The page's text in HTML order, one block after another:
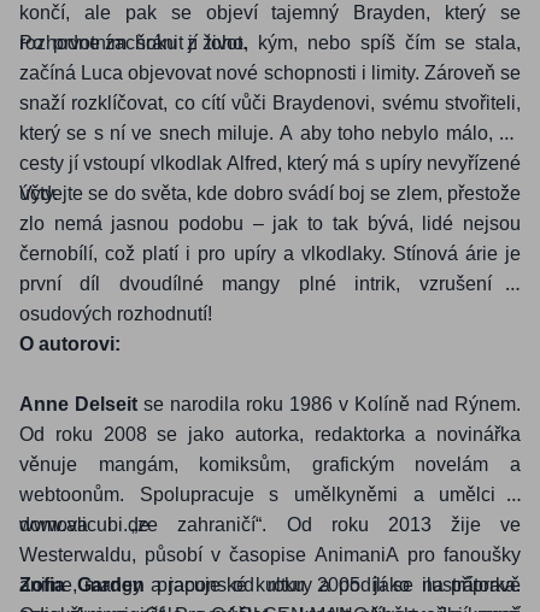
končí, ale pak se objeví tajemný Brayden, který se
rozhodne zachránit jí život.
Po prvotním šoku z toho, kým, nebo spíš čím se stala,
začíná Luca objevovat nové schopnosti i limity. Zároveň se
snaží rozklíčovat, co cítí vůči Braydenovi, svému stvořiteli,
který se s ní ve snech miluje. A aby toho nebylo málo, do
cesty jí vstoupí vlkodlak Alfred, který má s upíry nevyřízené
účty.
Vydejte se do světa, kde dobro svádí boj se zlem, přestože
zlo nemá jasnou podobu – jak to tak bývá, lidé nejsou
černobílí, což platí i pro upíry a vlkodlaky. Stínová árie je
první díl dvoudílné mangy plné intrik, vzrušení a
osudových rozhodnutí!
O autorovi:
Anne Delseit se narodila roku 1986 v Kolíně nad Rýnem.
Od roku 2008 se jako autorka, redaktorka a novinářka
věnuje mangám, komiksům, grafickým novelám a
webtoonům. Spolupracuje s umělkyněmi a umělci z
domova i „ze zahraničí“. Od roku 2013 žije ve
Westerwaldu, působí v časopise AnimaniA pro fanoušky
anime, mangy a japonské kultury a podílí se na přípravě
www.alicubi.de
Zofia Gardenpracuje od roku 2005 jako ilustrátorka.